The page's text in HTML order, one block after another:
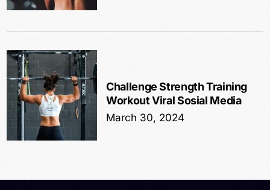
Challenge Strength Training
Workout Viral Sosial Media
March 30, 2024